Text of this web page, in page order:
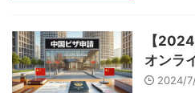
【
オンラ
2024/